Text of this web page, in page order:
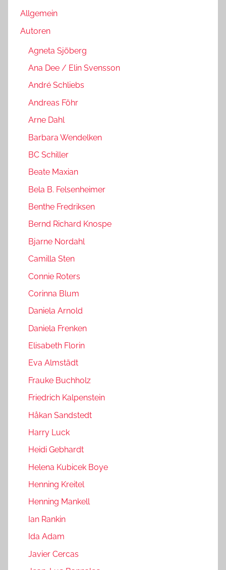
Allgemein
Autoren
Agneta Sjöberg
Ana Dee / Elin Svensson
André Schliebs
Andreas Föhr
Arne Dahl
Barbara Wendelken
BC Schiller
Beate Maxian
Bela B. Felsenheimer
Benthe Fredriksen
Bernd Richard Knospe
Bjarne Nordahl
Camilla Sten
Connie Roters
Corinna Blum
Daniela Arnold
Daniela Frenken
Elisabeth Florin
Eva Almstädt
Frauke Buchholz
Friedrich Kalpenstein
Håkan Sandstedt
Harry Luck
Heidi Gebhardt
Helena Kubicek Boye
Henning Kreitel
Henning Mankell
Ian Rankin
Ida Adam
Javier Cercas